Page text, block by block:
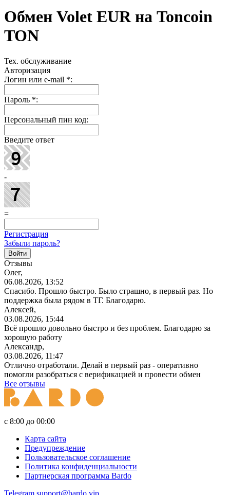
Обмен Volet EUR на Toncoin
TON
Тех. обслуживание
Авторизация
Логин или e-mail *:
Пароль *:
Персональный пин код:
Введите ответ
-
=
Регистрация
Забыли пароль?
Отзывы
Олег,
06.08.2026, 13:52
Спасибо. Прошло быстро. Было страшно, в первый раз. Но
поддержка была рядом в ТГ. Благодарю.
Алексей,
03.08.2026, 15:44
Всё прошло довольно быстро и без проблем. Благодарю за
хорошую работу
Александр,
03.08.2026, 11:47
Отлично отработали. Делай в первый раз - оперативно
помогли разобраться с верификацией и провести обмен
Все отзывы
с 8:00 до 00:00
Карта сайта
Предупреждение
Пользовательское соглашение
Политика конфиденциальности
Партнерская программа Bardo
Telegram support@bardo.vip